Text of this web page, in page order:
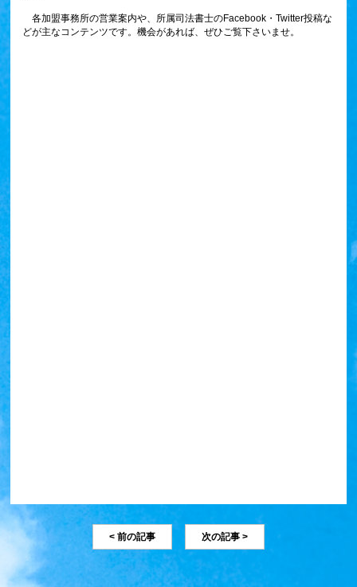
各加盟事務所の営業案内や、所属司法書士のFacebook・Twitter投稿な
どが主なコンテンツです。機会があれば、ぜひご覧下さいませ。
< 前の記事 次の記事 >